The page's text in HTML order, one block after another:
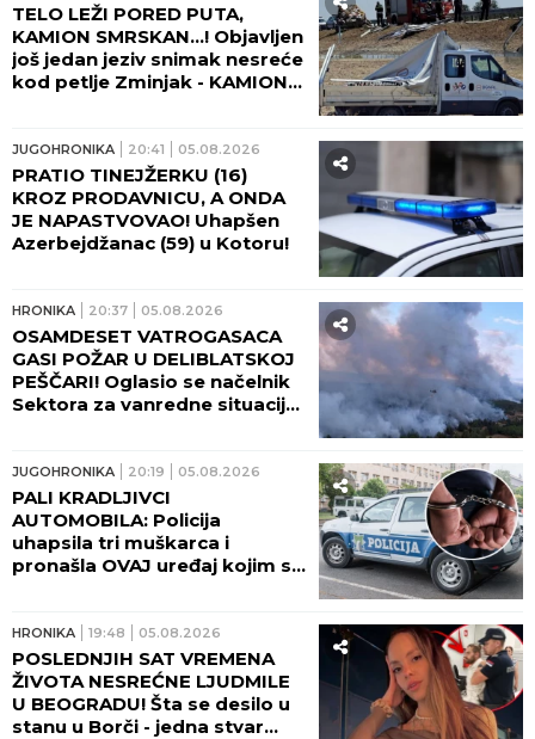
TELO LEŽI PORED PUTA,
KAMION SMRSKAN...! Objavljen
još jedan jeziv snimak nesreće
kod petlje Zminjak - KAMION
VIDEO)
JUGOHRONIKA 20:41 05.08.2026
PRATIO TINEJŽERKU (16)
KROZ PRODAVNICU, A ONDA
JE NAPASTVOVAO! Uhapšen
Azerbejdžanac (59) u Kotoru!
HRONIKA 20:37 05.08.2026
OSAMDESET VATROGASACA
GASI POŽAR U DELIBLATSKOJ
PEŠČARI! Oglasio se načelnik
Sektora za vanredne situacije:
JUGOHRONIKA 20:19 05.08.2026
PALI KRADLJIVCI
AUTOMOBILA: Policija
uhapsila tri muškarca i
pronašla OVAJ uređaj kojim su
HRONIKA 19:48 05.08.2026
POSLEDNJIH SAT VREMENA
ŽIVOTA NESREĆNE LJUDMILE
U BEOGRADU! Šta se desilo u
stanu u Borči - jedna stvar